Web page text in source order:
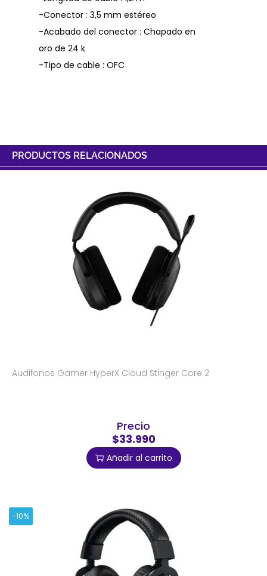
-Conector : 3,5 mm estéreo
-Acabado del conector : Chapado en
oro de 24 k
-Tipo de cable : OFC
PRODUCTOS RELACIONADOS
Audifonos Gamer HyperX Cloud Stinger Core 2
Precio
$33.990
Añadir al carrito
-10%